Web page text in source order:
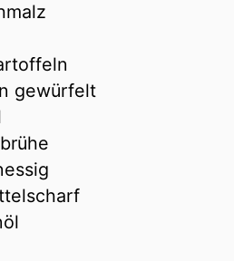
gewürfelt